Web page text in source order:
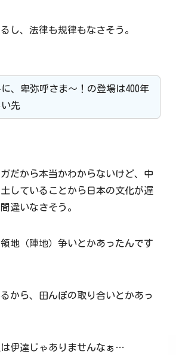
し、法律も規律もなさそう。
、卑弥呼さま～！の登場は400年
先
だから本当かわからないけど、中
していることから日本の文化が遅
違いなさそう。
地（陣地）争いとかあったんです
から、田んぼの取り合いとかあっ
は伊達じゃありませんなぁ…